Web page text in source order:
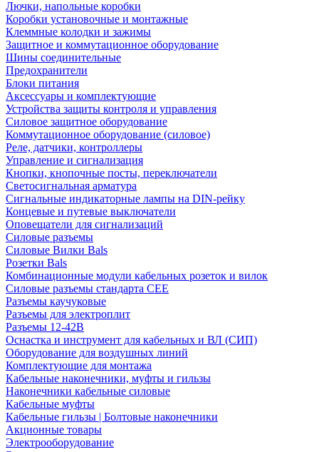
Лючки, напольные коробки
Коробки установочные и монтажные
Клеммные колодки и зажимы
Защитное и коммутационное оборудование
Шины соединительные
Предохранители
Блоки питания
Аксессуары и комплектующие
Устройства защиты контроля и управления
Силовое защитное оборудование
Коммутационное оборудование (силовое)
Реле, датчики, контроллеры
Управление и сигнализация
Кнопки, кнопочные посты, переключатели
Светосигнальная арматура
Сигнальные индикаторные лампы на DIN-рейку
Концевые и путевые выключатели
Оповещатели для сигнализаций
Силовые разъемы
Силовые Вилки Bals
Розетки Bals
Комбинационные модули кабельных розеток и вилок
Силовые разъемы стандарта CEE
Разъемы каучуковые
Разъемы для электроплит
Разъемы 12-42В
Оснастка и инструмент для кабельных и ВЛ (СИП)
Оборудование для воздушных линий
Комплектующие для монтажа
Кабельные наконечники, муфты и гильзы
Наконечники кабельные силовые
Кабельные муфты
Кабельные гильзы | Болтовые наконечники
Акционные товары
Электрооборудование